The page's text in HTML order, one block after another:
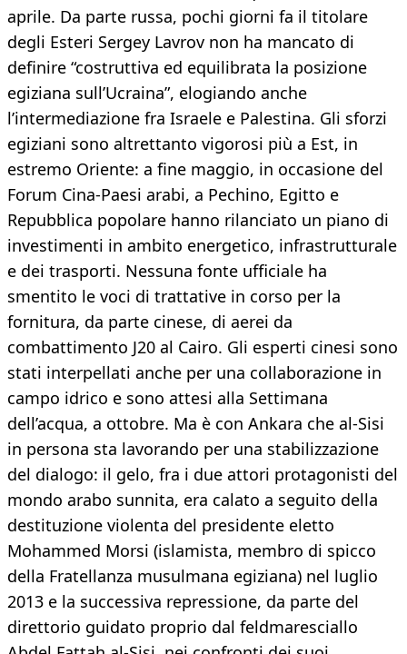
aprile. Da parte russa, pochi giorni fa il titolare
degli Esteri Sergey Lavrov non ha mancato di
definire “costruttiva ed equilibrata la posizione
egiziana sull’Ucraina”, elogiando anche
l’intermediazione fra Israele e Palestina. Gli sforzi
egiziani sono altrettanto vigorosi più a Est, in
estremo Oriente: a fine maggio, in occasione del
Forum Cina-Paesi arabi, a Pechino, Egitto e
Repubblica popolare hanno rilanciato un piano di
investimenti in ambito energetico, infrastrutturale
e dei trasporti. Nessuna fonte ufficiale ha
smentito le voci di trattative in corso per la
fornitura, da parte cinese, di aerei da
combattimento J20 al Cairo. Gli esperti cinesi sono
stati interpellati anche per una collaborazione in
campo idrico e sono attesi alla Settimana
dell’acqua, a ottobre. Ma è con Ankara che al-Sisi
in persona sta lavorando per una stabilizzazione
del dialogo: il gelo, fra i due attori protagonisti del
mondo arabo sunnita, era calato a seguito della
destituzione violenta del presidente eletto
Mohammed Morsi (islamista, membro di spicco
della Fratellanza musulmana egiziana) nel luglio
2013 e la successiva repressione, da parte del
direttorio guidato proprio dal feldmaresciallo